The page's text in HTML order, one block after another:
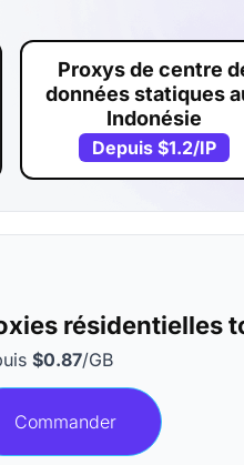
Proxys de centre
données statiques
Indonésie
Depuis$1.2/IP
résidentielles
$0.87/GB
Commander